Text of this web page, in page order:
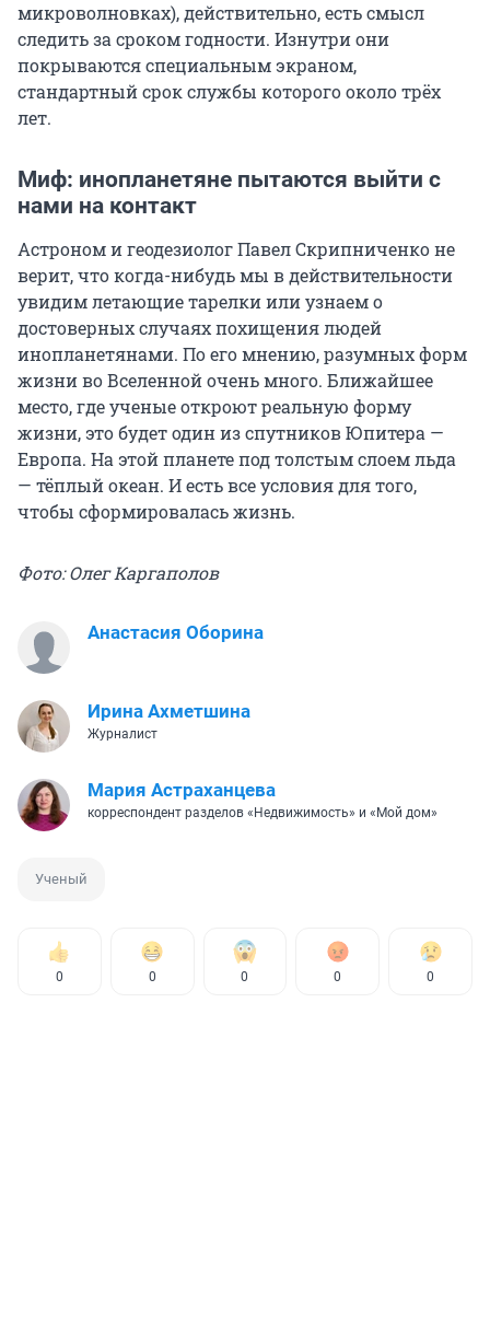
микроволновках), действительно, есть смысл
следить за сроком годности. Изнутри они
покрываются специальным экраном,
стандартный срок службы которого около трёх
лет.
Миф: инопланетяне пытаются выйти с
нами на контакт
Астроном и геодезиолог Павел Скрипниченко не
верит, что когда-нибудь мы в действительности
увидим летающие тарелки или узнаем о
достоверных случаях похищения людей
инопланетянами. По его мнению, разумных форм
жизни во Вселенной очень много. Ближайшее
место, где ученые откроют реальную форму
жизни, это будет один из спутников Юпитера —
Европа. На этой планете под толстым слоем льда
— тёплый океан. И есть все условия для того,
чтобы сформировалась жизнь.
Фото: Олег Каргаполов
Анастасия Оборина
Ирина Ахметшина
Журналист
Мария Астраханцева
корреспондент разделов «Недвижимость» и «Мой дом»
Ученый
0 0 0 0 0